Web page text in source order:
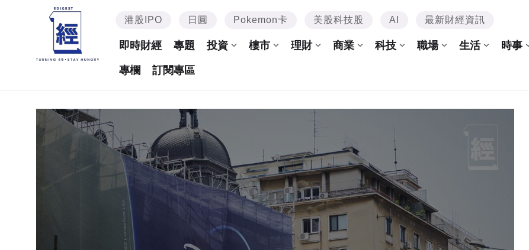
港股IPO 日圓 Pokemon卡 美股科技股 AI 最新財經資訊
即時財經 專題 投資 樓市 理財 商業 科技 職場 生活 時事
專欄 訂閱專區